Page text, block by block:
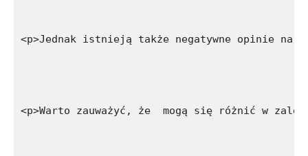
<p>Jednak istnieją także negatywne opinie na
<p>Warto zauważyć, że  mogą się różnić w